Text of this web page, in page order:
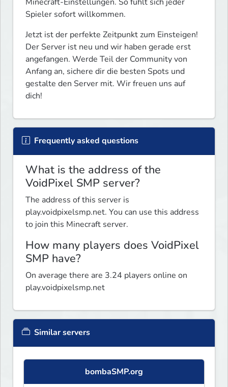
Spieler sofort willkommen.
Jetzt ist der perfekte Zeitpunkt zum Einsteigen!
Der Server ist neu und wir haben gerade erst
angefangen. Werde Teil der Community von
Anfang an, sichere dir die besten Spots und
gestalte den Server mit. Wir freuen uns auf
dich!
Frequently asked questions
What is the address of the
VoidPixel SMP server?
The address of this server is
play.voidpixelsmp.net. You can use this address
to join this Minecraft server.
How many players does VoidPixel
SMP have?
On average there are 3.24 players online on
play.voidpixelsmp.net
Similar servers
bombaSMP.org